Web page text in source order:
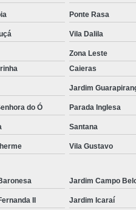
Manutenção
Conserto
Conserto
Ponte Rasa
Vila Dalila
Zona Leste
Caieras
Jardim
do Ó Parada Inglesa
Santana
Vila Gustavo
Jardim Campo
II Jardim Icaraí